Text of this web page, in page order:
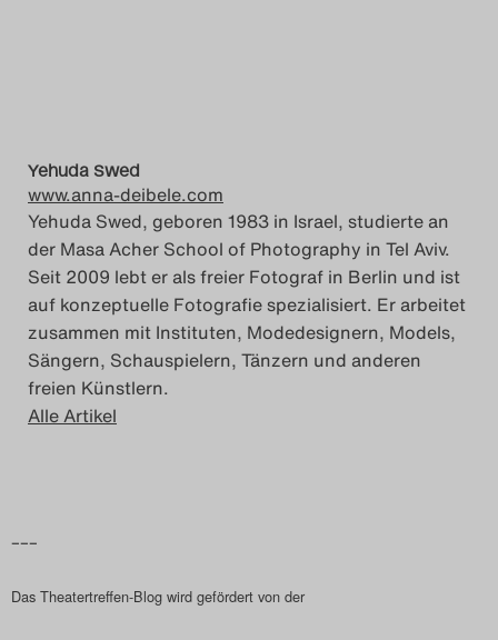
Das Theatertreffen-Blog
2023
Das Theatertreffen-Blog
2024
Das Theatertreffen-Blog
Yehuda Swed
www.anna-deibele.com
Yehuda Swed, geboren 1983 in Israel, studierte an
der Masa Acher School of Photography in Tel Aviv.
Seit 2009 lebt er als freier Fotograf in Berlin und ist
auf konzeptuelle Fotografie spezialisiert. Er arbeitet
zusammen mit Instituten, Modedesignern, Models,
Sängern, Schauspielern, Tänzern und anderen
freien Künstlern.
Alle Artikel
–––
Das Theatertreffen-Blog wird gefördert von der